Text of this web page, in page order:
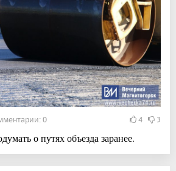
0 4 3
о путях объезда заранее.